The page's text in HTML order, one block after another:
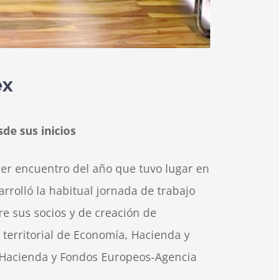
sus inicios
encuentro del año que tuvo lugar en
la habitual jornada de trabajo
sus socios y de creación de
de Economía, Hacienda y
y Fondos Europeos-Agencia